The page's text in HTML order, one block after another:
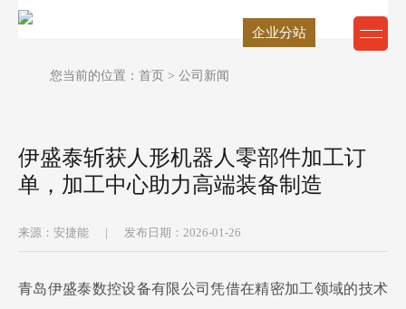
企业分站
您当前的位置： 首页 > 公司新闻
伊盛泰斩获人形机器人零部件加工订
单，加工中心助力高端装备制造
来源：安捷能 | 发布日期：2026-01-26
青岛伊盛泰数控设备有限公司凭借在精密加工领域的技术